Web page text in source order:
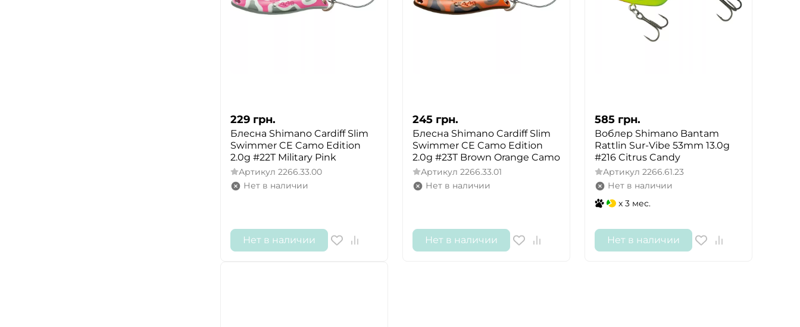
229 грн.
Блесна Shimano Cardiff Slim
Swimmer CE Camo Edition
2.0g #22T Military Pink
Артикул 2266.33.00
Нет в наличии
Нет в наличии
245 грн.
Блесна Shimano Cardiff Slim
Swimmer CE Camo Edition
2.0g #23T Brown Orange Camo
Артикул 2266.33.01
Нет в наличии
Нет в наличии
585 грн.
Воблер Shimano Bantam
Rattlin Sur-Vibe 53mm 13.0g
#216 Citrus Candy
Артикул 2266.61.23
Нет в наличии
x 3 мес.
Нет в наличии